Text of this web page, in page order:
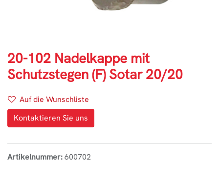
20-102 Nadelkappe mit
Schutzstegen (F) Sotar 20/20
Auf die Wunschliste
Kontaktieren Sie uns
Artikelnummer:600702